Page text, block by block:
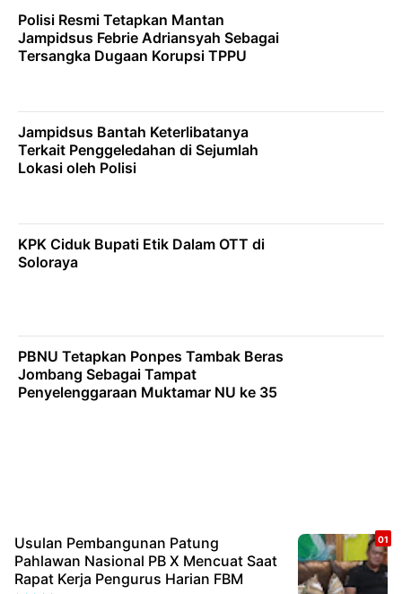
Polisi Resmi Tetapkan Mantan
Jampidsus Febrie Adriansyah Sebagai
Tersangka Dugaan Korupsi TPPU
Jampidsus Bantah Keterlibatanya
Terkait Penggeledahan di Sejumlah
Lokasi oleh Polisi
KPK Ciduk Bupati Etik Dalam OTT di
Soloraya
PBNU Tetapkan Ponpes Tambak Beras
Jombang Sebagai Tampat
Penyelenggaraan Muktamar NU ke 35
Usulan Pembangunan Patung
Pahlawan Nasional PB X Mencuat Saat
Rapat Kerja Pengurus Harian FBM